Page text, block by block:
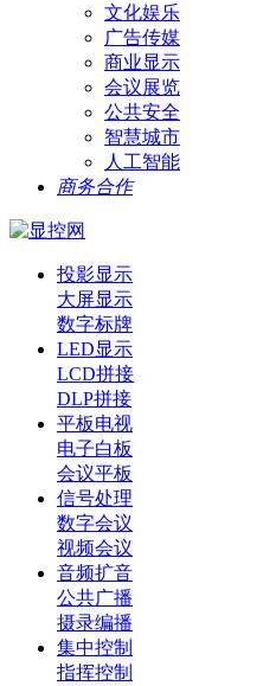
文化娱乐
广告传媒
商业显示
会议展览
公共安全
智慧城市
人工智能
商务合作
投影显示
大屏显示
数字标牌
LED显示
LCD拼接
DLP拼接
平板电视
电子白板
会议平板
信号处理
数字会议
视频会议
音频扩音
公共广播
摄录编播
集中控制
指挥控制